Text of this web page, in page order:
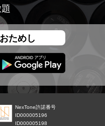
ためし
NexTone許諾番号
ID000005196
ID000005198